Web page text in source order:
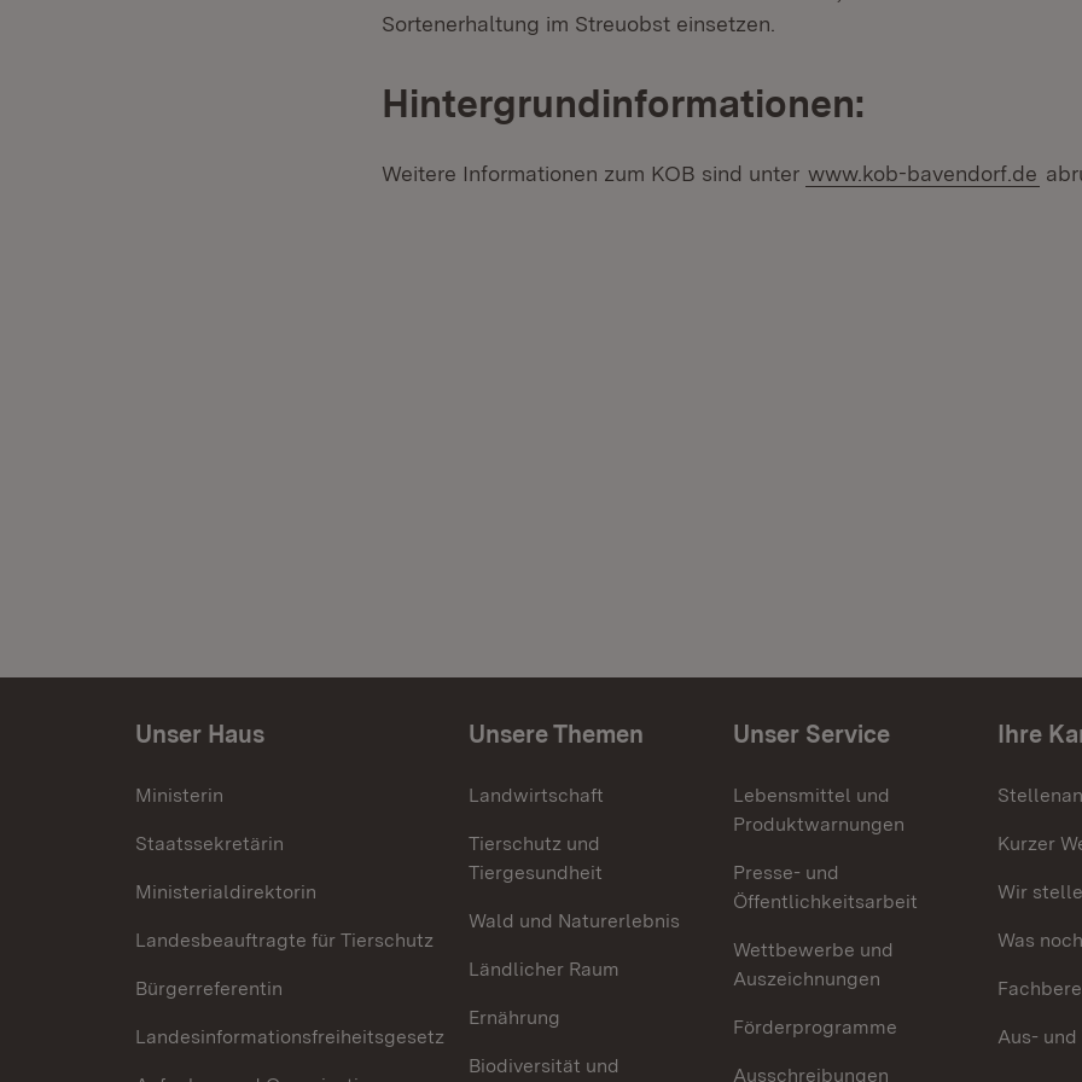
Sortenerhaltung im Streuobst einsetzen.
Hintergrundinformationen:
Weitere Informationen zum KOB sind unter www.kob-bavendorf.de
Unser Haus
Ministerin
Staatssekretärin
Ministerialdirektorin
Landesbeauftragte für Tierschutz
Bürgerreferentin
Landesinformationsfreiheitsgesetz
Unsere Themen
Landwirtschaft
Tierschutz und
Tiergesundheit
Wald und Naturerlebnis
Ländlicher Raum
Ernährung
Biodiversität und
Unser Service
Lebensmittel und
Produktwarnungen
Presse- und
Öffentlichkeitsarbeit
Wettbewerbe und
Auszeichnungen
Förderprogramme
Ausschreibungen
Ihre
Kurzer
Wir
Was
Aus-